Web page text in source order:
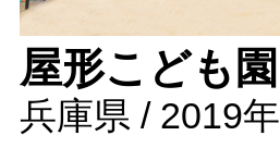
屋形こども園
兵庫県 / 2019年